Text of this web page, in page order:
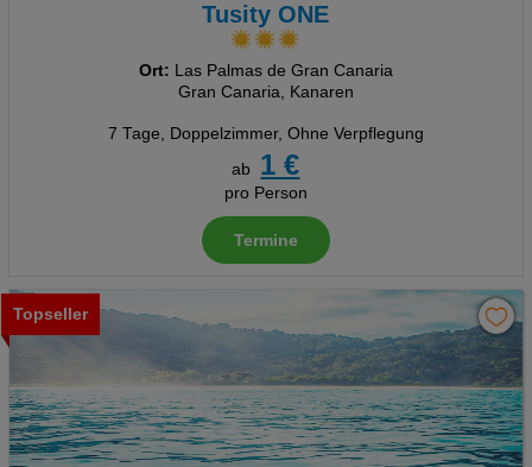
Tusity ONE
Ort: Las Palmas de Gran Canaria
Gran Canaria, Kanaren
7 Tage, Doppelzimmer, Ohne Verpflegung
ab
1 €
pro Person
Termine
Topseller